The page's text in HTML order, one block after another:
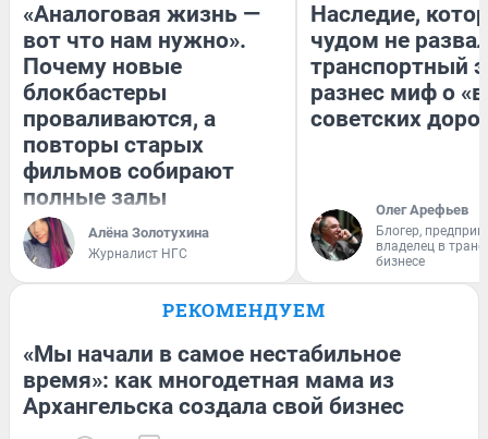
«Аналоговая жизнь —
вот что нам нужно».
Почему новые
блокбастеры
проваливаются, а
повторы старых
фильмов собирают
полные залы
Алёна Золотухина
Журналист НГС
Наследие,
чудом не
транспортный
разнес миф о
советских
Олег Арефьев
Блогер,
владелец в
бизнесе
РЕКОМЕНДУЕМ
«Мы начали в самое нестабильное
время»: как многодетная мама из
Архангельска создала свой бизнес